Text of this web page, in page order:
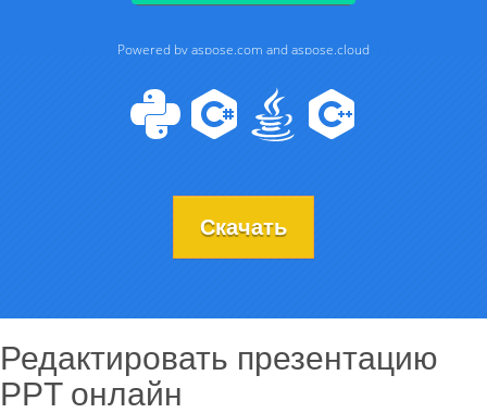
Скачать
Редактировать презентацию
PPT онлайн